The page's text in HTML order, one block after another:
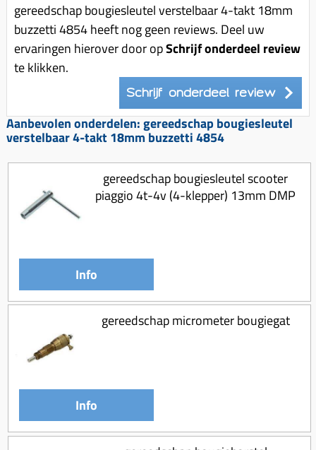
Voor tandwielen
Zuigers
Origineel zuigers
Tomos opvoeren (kits)
Koppeling compleet
Koppeling trekveer
Koeling (delen)
Overbrenging
Kickstart (delen)
gereedschap bougiesleutel verstelbaar 4-takt 18mm
buzzetti 4854 heeft nog geen reviews. Deel uw
ervaringen hierover door opSchrijf onderdeel review
te klikken.
Schrijf onderdeel review
Aanbevolen onderdelen: gereedschap bougiesleutel
verstelbaar 4-takt 18mm buzzetti 4854
gereedschap bougiesleutel scooter
piaggio 4t-4v (4-klepper) 13mm DMP
Info
gereedschap micrometer bougiegat
Info